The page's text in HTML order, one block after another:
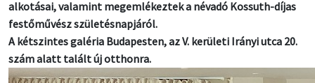
alkotásai, valamint megemlékeztek a névadó Kossuth-díjas
festőművész születésnapjáról.
A kétszintes galéria Budapesten, az V. kerületi Irányi utca 20.
szám alatt talált új otthonra.